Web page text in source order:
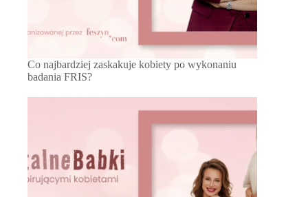
Co najbardziej zaskakuje kobiety po wykonaniu
badania FRIS?